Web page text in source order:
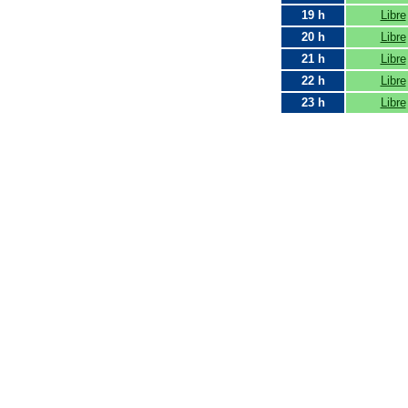
19 h
Libre
20 h
Libre
21 h
Libre
22 h
Libre
23 h
Libre